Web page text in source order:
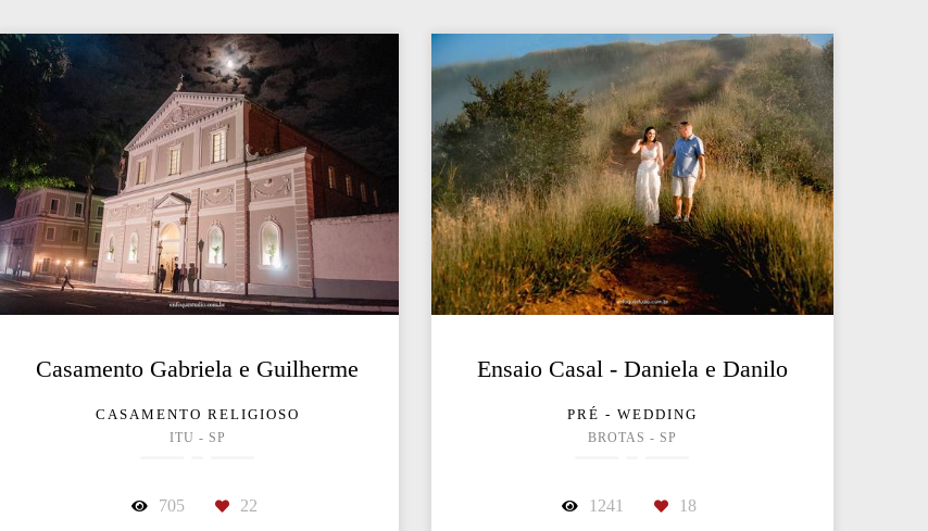
Casamento Gabriela e Guilherme
CASAMENTO RELIGIOSO
ITU - SP
705 22
Ensaio Casal - Daniela e Danilo
PRÉ - WEDDING
BROTAS - SP
1241 18